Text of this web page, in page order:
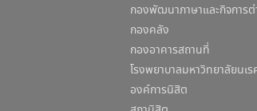
กองพัฒนาภาษาและกิจการต่
กองคลัง
กองอาคารสถานที่
โรงพยาบาลมหาวิทยาลัยนเร
องค์การนิสิต